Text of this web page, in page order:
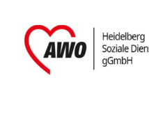
Startseite